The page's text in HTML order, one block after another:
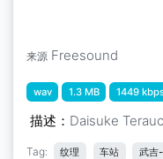
来源 Freesound
wav 1.3 MB 1449
描述： Daisuke
Tag: 纹理 车站 武吉